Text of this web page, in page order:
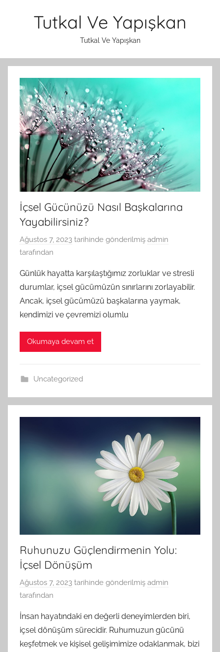
Tutkal Ve Yapışkan
Tutkal Ve Yapışkan
İçsel Gücünüzü Nasıl Başkalarına
Yayabilirsiniz?
Ağustos 7, 2023 tarihinde gönderilmiş admin
tarafından
Günlük hayatta karşılaştığımız zorluklar ve stresli
durumlar, içsel gücümüzün sınırlarını zorlayabilir.
Ancak, içsel gücümüzü başkalarına yaymak,
kendimizi ve çevremizi olumlu
Okumaya devam et
Uncategorized
Ruhunuzu Güçlendirmenin Yolu:
İçsel Dönüşüm
Ağustos 7, 2023 tarihinde gönderilmiş admin
tarafından
İnsan hayatındaki en değerli deneyimlerden biri,
içsel dönüşüm sürecidir. Ruhumuzun gücünü
keşfetmek ve kişisel gelişimimize odaklanmak, bizi